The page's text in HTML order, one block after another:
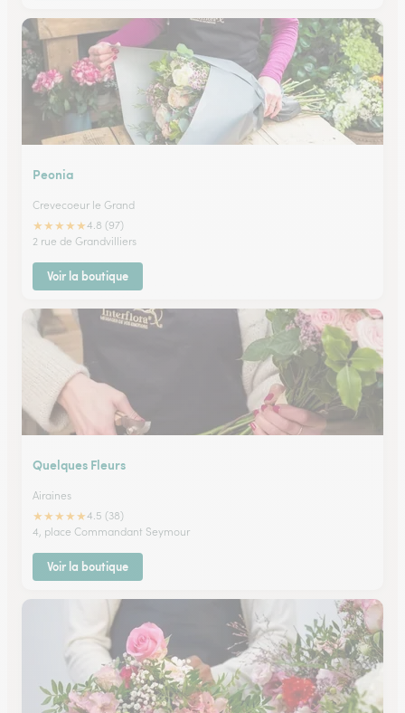
Peonia
Crevecoeur le Grand
★★★★★4.8 (97)
2 rue de Grandvilliers
Voir la boutique
Quelques Fleurs
Airaines
★★★★★4.5 (38)
4, place Commandant Seymour
Voir la boutique